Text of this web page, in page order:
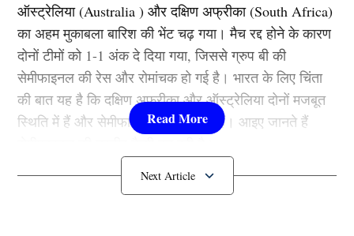
ऑस्ट्रेलिया (Australia ) और दक्षिण अफ्रीका (South Africa)
का अहम मुकाबला बारिश की भेंट चढ़ गया। मैच रद्द होने के कारण
दोनों टीमों को 1-1 अंक दे दिया गया, जिससे ग्रुप बी की
सेमीफाइनल की रेस और रोमांचक हो गई है। भारत के लिए चिंता
की बात यह है कि दक्षिण अफ्रीका और ऑस्ट्रेलिया दोनों मजबूत
स्थिति में हैं और सेमीफाइनल में जा सकते हैं। आइए जानते हैं
दक्षिण अफ्रीका के पास सबसे बेहतरीन मौका